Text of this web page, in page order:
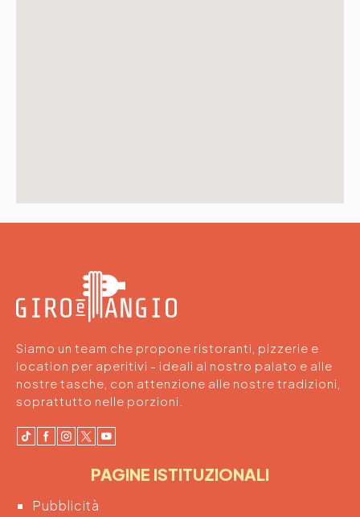
Siamo un team che propone ristoranti, pizzerie e
location per aperitivi - ideali al nostro palato e alle
nostre tasche, con attenzione alle nostre tradizioni,
soprattutto nelle porzioni.
PAGINE ISTITUZIONALI
Pubblicità